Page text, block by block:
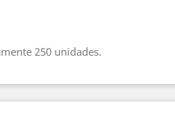
250 unidades.